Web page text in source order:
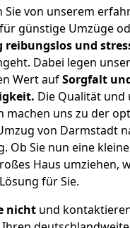
Sie von unserem
günstige Umzüge
reibungslos und
Dabei legen
Wert aufSorgfalt
Die Qualität und
machen uns zu der
von Darmstadt
Ob Sie nun eine
Haus umziehen,
für Sie.
nicht und